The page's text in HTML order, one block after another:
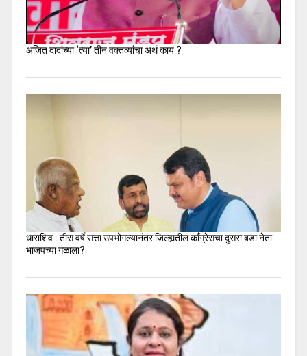
अजित दादांच्या ‘त्या’ तीन वक्तव्यांचा अर्थ काय ?
धाराशिव : तीस वर्षे सत्ता उपभोगल्यानंतर जिल्ह्यतील कॉंग्रेसचा दुसरा बडा नेता
भाजपच्या गळाला?